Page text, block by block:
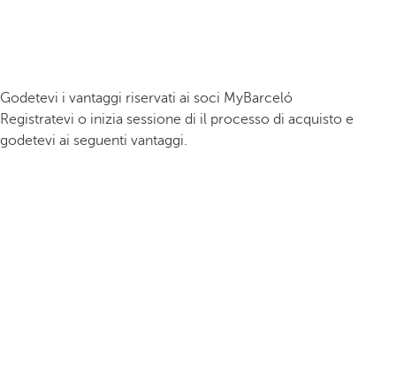
Godetevi i vantaggi riservati ai soci MyBarceló
Registratevi o inizia sessione di il processo di acquisto e
godetevi ai seguenti vantaggi.